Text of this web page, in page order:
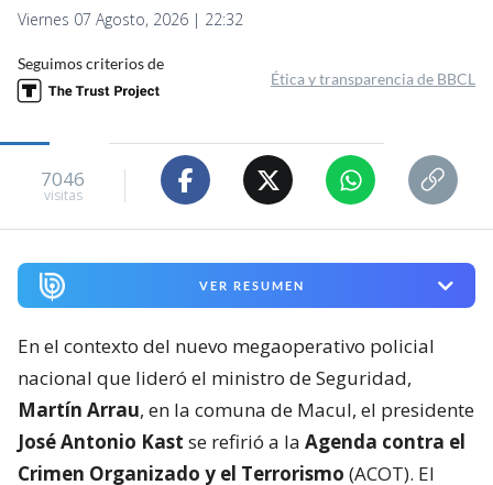
Viernes 07 Agosto, 2026 | 22:32
Seguimos criterios de
Ética y transparencia de BBCL
7046
visitas
VER RESUMEN
En el contexto del nuevo megaoperativo policial
nacional que lideró el ministro de Seguridad,
Martín Arrau, en la comuna de Macul, el presidente
José Antonio Kast se refirió a la Agenda contra el
Crimen Organizado y el Terrorismo (ACOT). El